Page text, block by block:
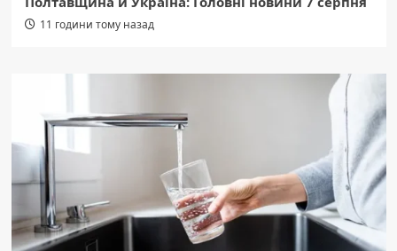
11 години тому назад